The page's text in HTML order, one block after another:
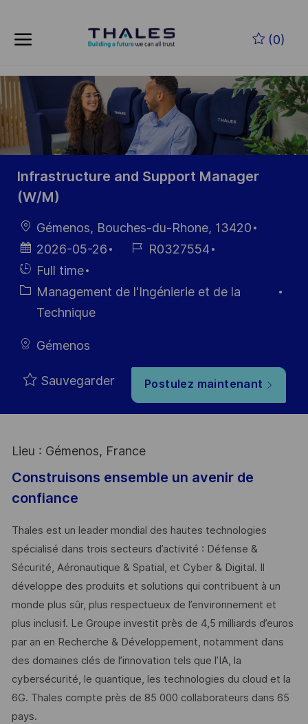
(0)
-
Infrastructure and Support Manager
(W/M)
localisation
Gémenos, Bouches-du-Rhone, 13420
Date
d’affichage
2026-05-26
Référence
R0327554
Hiring
Type
Full time
Catégorie
Management de l'Ingénierie et de la
Technique
Gémenos
Sauvegarder Postulez maintenant
Lieu : Gémenos, France
Construisons ensemble un avenir de
confiance
Thales est un leader mondial des hautes technologies
spécialisé dans trois secteurs d’activité : Défense &
Sécurité, Aéronautique & Spatial, et Cyber & Digital. Il
développe des produits et solutions qui contribuent à un
monde plus sûr, plus respectueux de l’environnement et
plus inclusif. Le Groupe investit près de 4,5 milliards d’euros
par an en Recherche & Développement, notamment dans
des domaines clés de l’innovation tels que l’IA, la
cybersécurité, le quantique, les technologies du cloud et la
6G. Thales compte près de 85 000 collaborateurs dans 65
pays. ​